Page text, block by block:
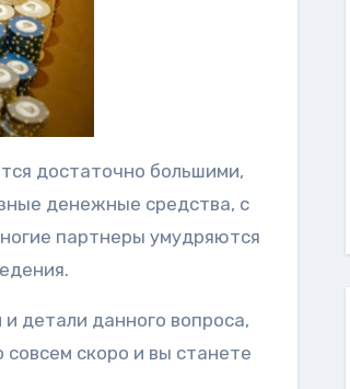
достаточно большими,
денежные средства, с
партнеры умудряются
детали данного вопроса,
скоро и вы станете